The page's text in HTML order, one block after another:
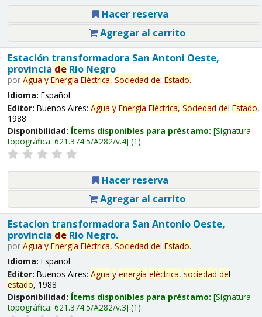
Hacer reserva
Agregar al carrito
Estación transformadora San Antoni Oeste,
provincia deRío Negro
por Agua y Energía Eléctrica, Sociedad del Estado.
Idioma: Español
Editor: Buenos Aires: Agua y Energía Eléctrica, Sociedad del Estado,
1988
Disponibilidad: Ítems disponibles para préstamo: Signatura
topográfica: 621.374.5/A282/v.4 (1).
Hacer reserva
Agregar al carrito
Estacion transformadora San Antonio Oeste,
provincia deRío Negro.
por Agua y Energía Eléctrica, Sociedad del Estado.
Idioma: Español
Editor: Buenos Aires: Agua y energía eléctrica, sociedad del
estado, 1988
Disponibilidad: Ítems disponibles para préstamo: Signatura
topográfica: 621.374.5/A282/v.3 (1).